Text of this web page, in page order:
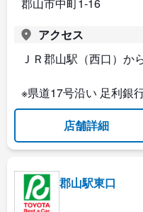
アクセス
ＪＲ郡山駅（西口）か
※県道17号沿い 足利銀
店舗詳細
郡山駅東口